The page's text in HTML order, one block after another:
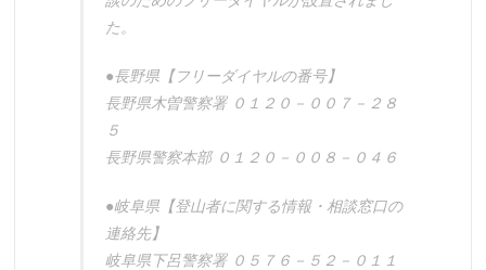
た。
●長野県【フリーダイヤルの番号】
長野県木曽警察署 ０１２０－００７－２８
５
長野県警察本部 ０１２０－００８－０４６
●岐阜県【登山者に関する情報・相談窓口の
連絡先】
岐阜県下呂警察署 ０５７６－５２－０１１